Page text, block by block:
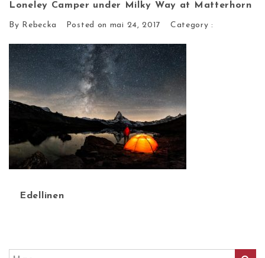
Loneley Camper under Milky Way at Matterhorn
By Rebecka Posted on mai 24, 2017 Category :
Edellinen